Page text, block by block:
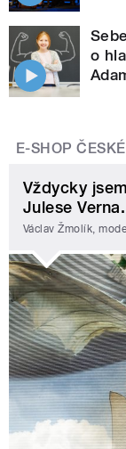
o
E-SHOP
Vždycky
Julese
Václav Žmolík,